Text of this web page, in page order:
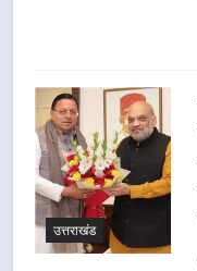
उत्तराखंड